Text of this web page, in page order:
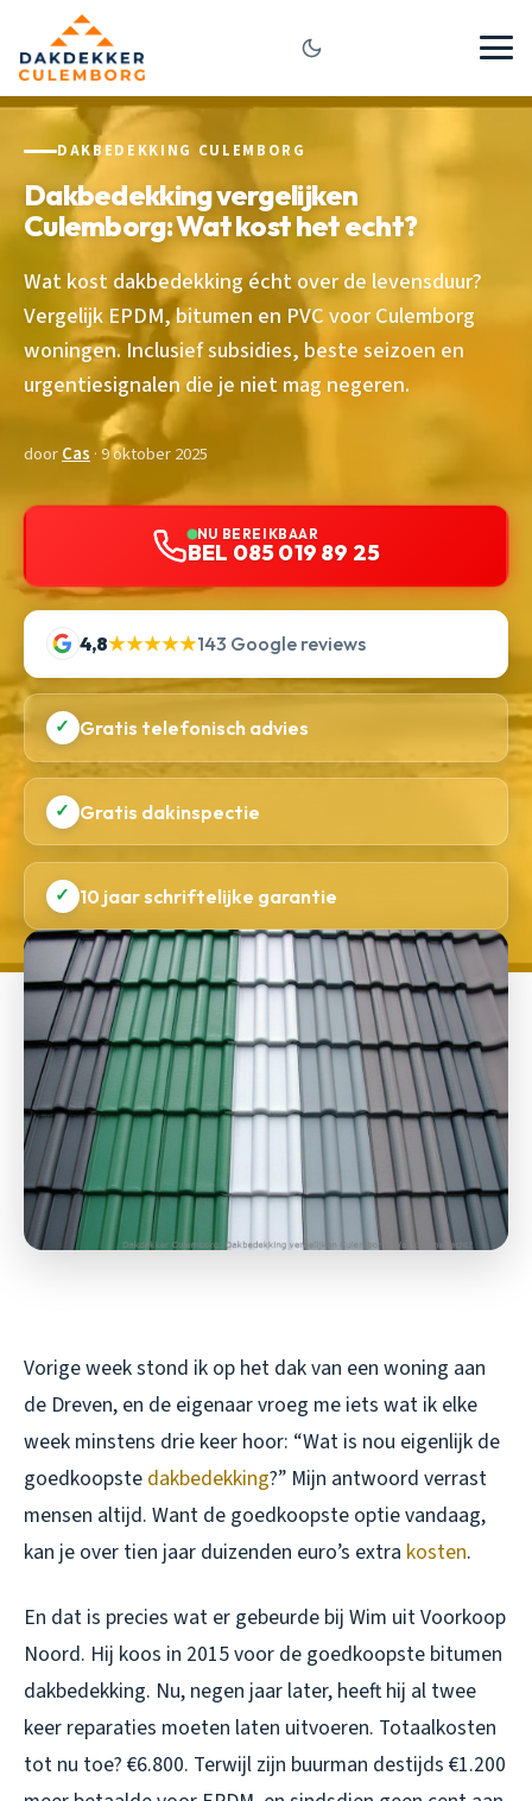
DAKBEDEKKING CULEMBORG
Dakbedekking vergelijken
Culemborg: Wat kost het echt?
Wat kost dakbedekking écht over de levensduur?
Vergelijk EPDM, bitumen en PVC voor Culemborg
woningen. Inclusief subsidies, beste seizoen en
urgentiesignalen die je niet mag negeren.
doorCas · 9 oktober 2025
NU BEREIKBAAR
BEL 085 019 89 25
4,8★★★★★143 Google reviews
✓ Gratis telefonisch advies
✓ Gratis dakinspectie
✓ 10 jaar schriftelijke garantie
Vorige week stond ik op het dak van een woning aan
de Dreven, en de eigenaar vroeg me iets wat ik elke
week minstens drie keer hoor: “Wat is nou eigenlijk de
goedkoopste dakbedekking?” Mijn antwoord verrast
mensen altijd. Want de goedkoopste optie vandaag,
kan je over tien jaar duizenden euro’s extra kosten.
En dat is precies wat er gebeurde bij Wim uit Voorkoop
Noord. Hij koos in 2015 voor de goedkoopste bitumen
dakbedekking. Nu, negen jaar later, heeft hij al twee
keer reparaties moeten laten uitvoeren. Totaalkosten
tot nu toe? €6.800. Terwijl zijn buurman destijds €1.200